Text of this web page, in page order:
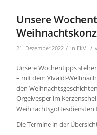
Unsere
21. Dezember 2022 / in EKV /
Unsere Wochentipps
– mit dem Vivaldi-
den
Orgelvesper im
Weihnachtsgottesdiensten
Die Termine in der